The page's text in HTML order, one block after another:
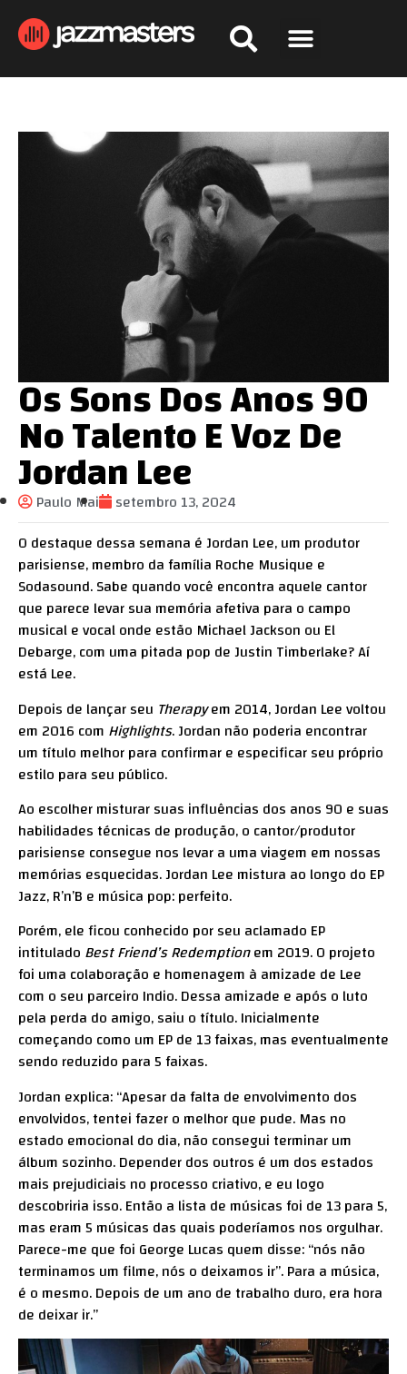
Os Sons Dos Anos 90
No Talento E Voz De
Jordan Lee
Paulo Mai
setembro 13, 2024
O destaque dessa semana é Jordan Lee, um produtor
parisiense, membro da família Roche Musique e
Sodasound. Sabe quando você encontra aquele cantor
que parece levar sua memória afetiva para o campo
musical e vocal onde estão Michael Jackson ou El
Debarge, com uma pitada pop de Justin Timberlake? Aí
está Lee.
Depois de lançar seu Therapyem 2014, Jordan Lee voltou
em 2016 com Highlights. Jordan não poderia encontrar
um título melhor para confirmar e especificar seu próprio
estilo para seu público.
Ao escolher misturar suas influências dos anos 90 e suas
habilidades técnicas de produção, o cantor/produtor
parisiense consegue nos levar a uma viagem em nossas
memórias esquecidas. Jordan Lee mistura ao longo do EP
Jazz, R’n’B e música pop: perfeito.
Porém, ele ficou conhecido por seu aclamado EP
intitulado Best Friend’s Redemptionem 2019. O projeto
foi uma colaboração e homenagem à amizade de Lee
com o seu parceiro Indio. Dessa amizade e após o luto
pela perda do amigo, saiu o título. Inicialmente
começando como um EP de 13 faixas, mas eventualmente
sendo reduzido para 5 faixas.
Jordan explica: “Apesar da falta de envolvimento dos
envolvidos, tentei fazer o melhor que pude. Mas no
estado emocional do dia, não consegui terminar um
álbum sozinho. Depender dos outros é um dos estados
mais prejudiciais no processo criativo, e eu logo
descobriria isso. Então a lista de músicas foi de 13 para 5,
mas eram 5 músicas das quais poderíamos nos orgulhar.
Parece-me que foi George Lucas quem disse: “nós não
terminamos um filme, nós o deixamos ir”. Para a música,
é o mesmo. Depois de um ano de trabalho duro, era hora
de deixar ir.”